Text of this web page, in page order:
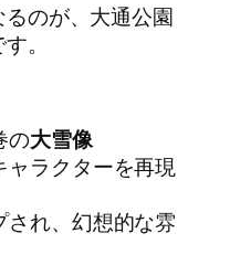
のが、大通公園
。
の大雪像
ャラクターを再現
れ、幻想的な雰